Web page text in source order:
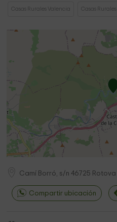
Casas Rurales Valencia Casas
Camí Borró, s/n 46725 Rotova
Compartir ubicación